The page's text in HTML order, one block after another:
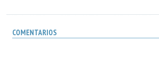
COMENTARIOS